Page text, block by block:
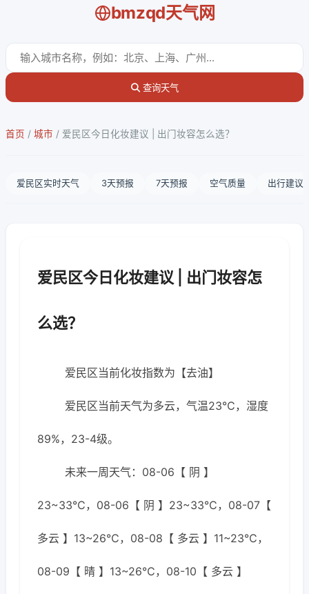
bmzqd天气网
查询天气
首页 / 城市 / 爱民区今日化妆建议 | 出门妆容怎么选？
爱民区实时天气 3天预报 7天预报 空气质量 出行建议
爱民区今日化妆建议 | 出门妆容怎
么选？
爱民区当前化妆指数为【去油】
爱民区当前天气为多云，气温23℃，湿度
89%，23-4级。
未来一周天气：08-06【 阴 】
23~33℃，08-06【 阴 】23~33℃，08-07【
多云 】13~26℃，08-08【 多云 】11~23℃，
08-09【 晴 】13~26℃，08-10【 多云 】